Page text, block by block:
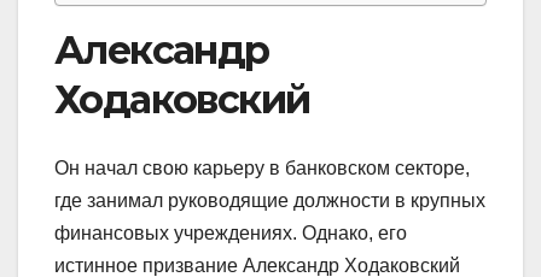
Александр
Ходаковский
Он начал свою карьеру в банковском секторе,
где занимал руководящие должности в крупных
финансовых учреждениях. Однако, его
истинное призвание Александр Ходаковский